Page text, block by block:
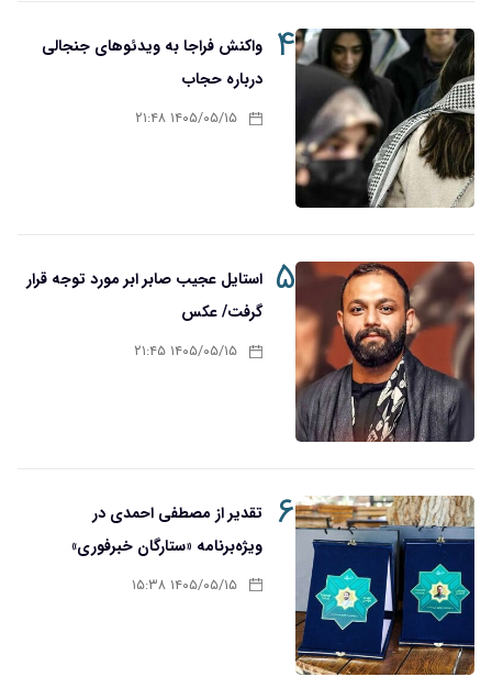
۴
واکنش فراجا به ویدئوهای جنجالی
درباره حجاب
۱۴۰۵/۰۵/۱۵ ۲۱:۴۸
۵ استایل عجیب صابر ابر مورد توجه قرار
گرفت/ عکس
۱۴۰۵/۰۵/۱۵ ۲۱:۴۵
۶
تقدیر از مصطفی احمدی در
ویژه‌برنامه «ستارگان خبرفوری»
۱۴۰۵/۰۵/۱۵ ۱۵:۳۸